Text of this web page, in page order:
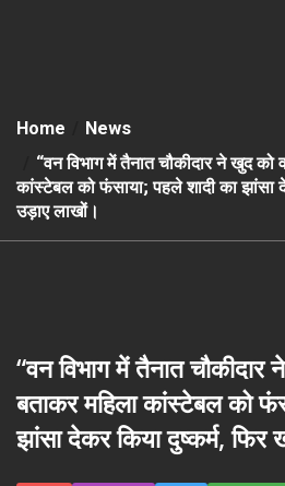
Home
News
“वन विभाग में तैनात चौकीदार ने खुद को
कांस्टेबल को फंसाया; पहले शादी का झांसा
उड़ाए लाखों।
“वन विभाग में तैनात चौकीदार
बताकर महिला कांस्टेबल को
झांसा देकर किया दुष्कर्म, फिर